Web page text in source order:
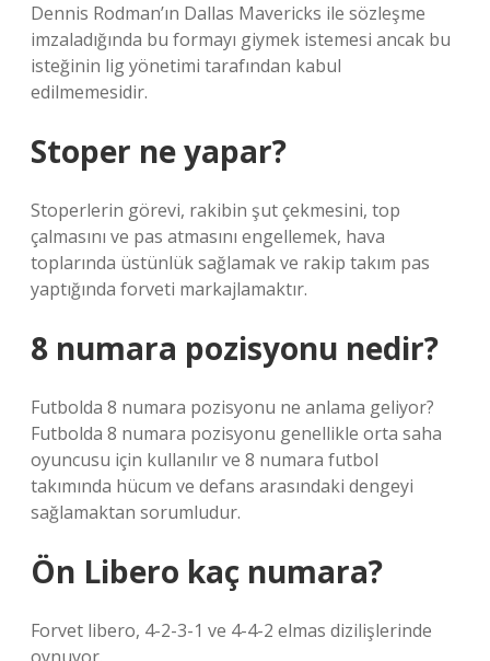
Dennis Rodman’ın Dallas Mavericks ile sözleşme
imzaladığında bu formayı giymek istemesi ancak bu
isteğinin lig yönetimi tarafından kabul
edilmemesidir.
Stoper ne yapar?
Stoperlerin görevi, rakibin şut çekmesini, top
çalmasını ve pas atmasını engellemek, hava
toplarında üstünlük sağlamak ve rakip takım pas
yaptığında forveti markajlamaktır.
8 numara pozisyonu nedir?
Futbolda 8 numara pozisyonu ne anlama geliyor?
Futbolda 8 numara pozisyonu genellikle orta saha
oyuncusu için kullanılır ve 8 numara futbol
takımında hücum ve defans arasındaki dengeyi
sağlamaktan sorumludur.
Ön Libero kaç numara?
Forvet libero, 4-2-3-1 ve 4-4-2 elmas dizilişlerinde